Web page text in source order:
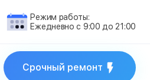
Режим работы:
Ежедневно с 9:00 до 21:00
Срочный ремонт